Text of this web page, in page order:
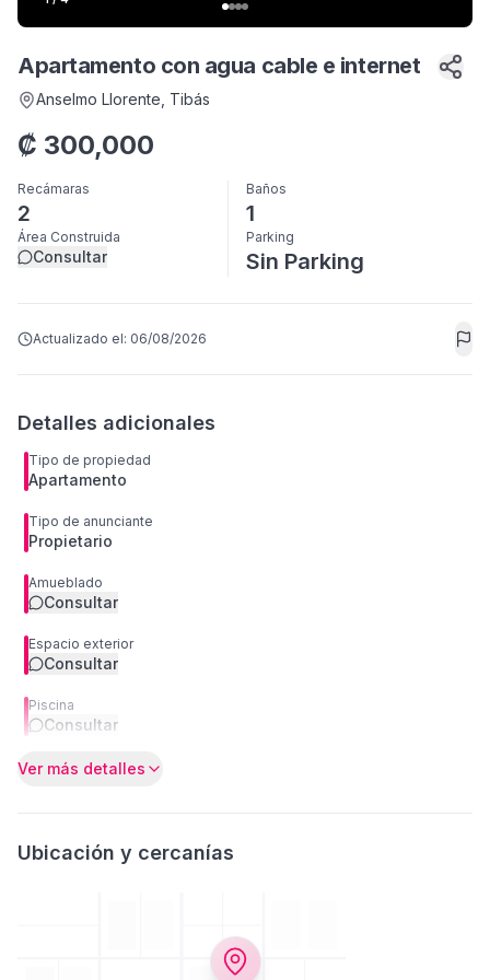
Apartamento con agua cable e internet
Anselmo Llorente , Tibás
₡ 300,000
Recámaras
2
Baños
1
Área Construida
Consultar
Parking
Sin Parking
Actualizado el: 06/08/2026
Detalles adicionales
Tipo de propiedad
Apartamento
Tipo de anunciante
Propietario
Amueblado
Consultar
Espacio exterior
Consultar
Piscina
Consultar
Ver más detalles
Ubicación y cercanías